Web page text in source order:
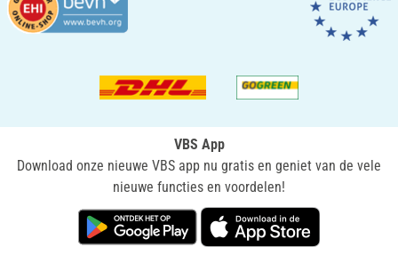
VBS App
Download onze nieuwe VBS app nu gratis en geniet van de vele
nieuwe functies en voordelen!